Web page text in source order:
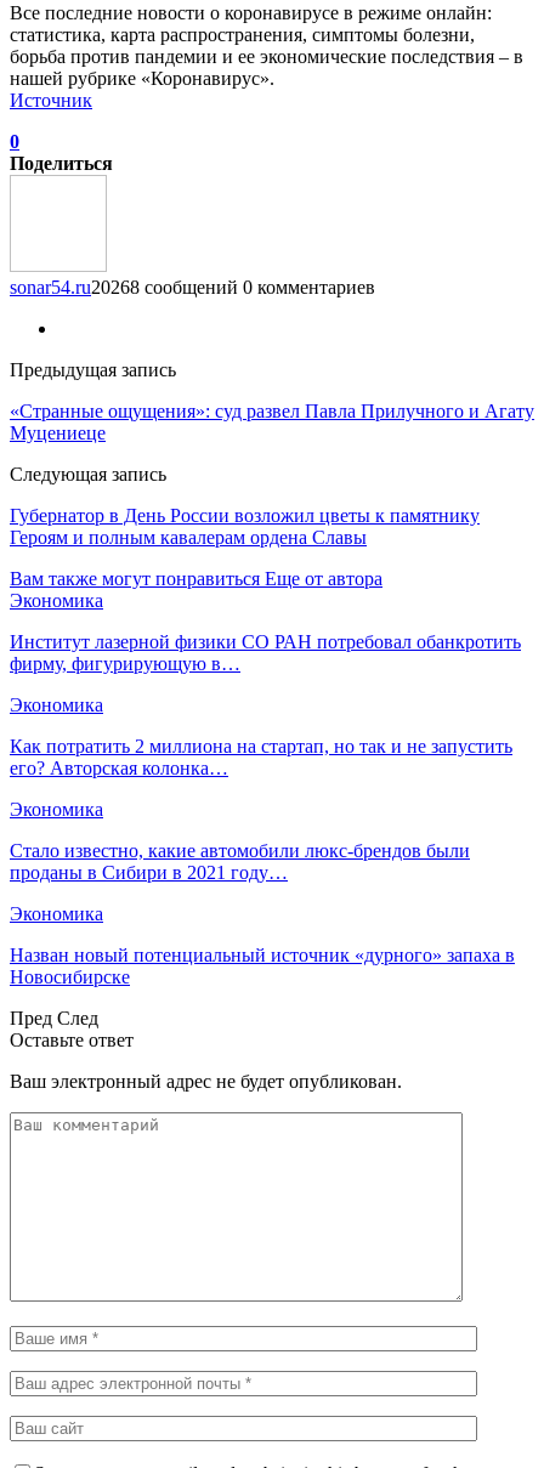
Все последние новости о коронавирусе в режиме онлайн:
статистика, карта распространения, симптомы болезни,
борьба против пандемии и ее экономические последствия – в
нашей рубрике «Коронавирус».
Источник
0
Поделиться
sonar54.ru20268 сообщений 0 комментариев
Предыдущая запись
«Странные ощущения»: суд развел Павла Прилучного и Агату
Муцениеце
Следующая запись
Губернатор в День России возложил цветы к памятнику
Героям и полным кавалерам ордена Славы
Вам также могут понравиться Еще от автора
Экономика
Институт лазерной физики СО РАН потребовал обанкротить
фирму, фигурирующую в…
Экономика
Как потратить 2 миллиона на стартап, но так и не запустить
его? Авторская колонка…
Экономика
Стало известно, какие автомобили люкс-брендов были
проданы в Сибири в 2021 году…
Экономика
Назван новый потенциальный источник «дурного» запаха в
Новосибирске
Пред След
Оставьте ответ
Ваш электронный адрес не будет опубликован.